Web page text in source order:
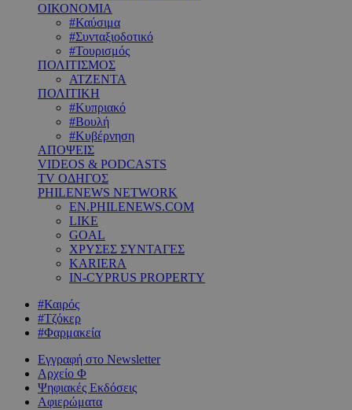
ΟΙΚΟΝΟΜΙΑ
#Καύσιμα
#Συνταξιοδοτικό
#Τουρισμός
ΠΟΛΙΤΙΣΜΟΣ
ΑΤΖΕΝΤΑ
ΠΟΛΙΤΙΚΗ
#Κυπριακό
#Βουλή
#Κυβέρνηση
ΑΠΟΨΕΙΣ
VIDEOS & PODCASTS
TV ΟΔΗΓΟΣ
PHILENEWS NETWORK
EN.PHILENEWS.COM
LIKE
GOAL
ΧΡΥΣΕΣ ΣΥΝΤΑΓΕΣ
KARIERA
IN-CYPRUS PROPERTY
#Καιρός
#Τζόκερ
#Φαρμακεία
Εγγραφή στο Newsletter
Αρχείο Φ
Ψηφιακές Εκδόσεις
Αφιερώματα